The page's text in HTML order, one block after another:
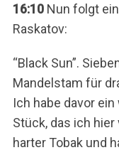
16:10Nun folgt
Raskatov:
“Black Sun”.
Mandelstam für
Ich habe davor
Stück, das ich hier
harter Tobak und
r
: